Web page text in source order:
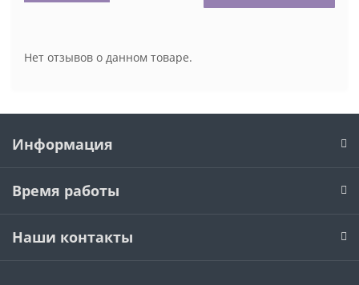
Нет отзывов о данном товаре.
Информация
Время работы
Наши контакты